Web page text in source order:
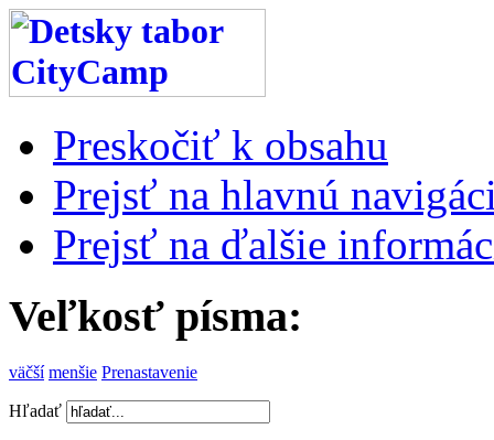
Preskočiť k obsahu
Prejsť na hlavnú
Prejsť na ďalšie
Veľkosť písma:
väčší menšie Prenastavenie
Hľadať